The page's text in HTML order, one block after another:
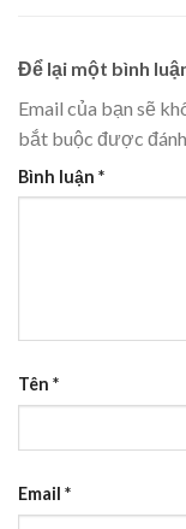
Để lại một bình
Email của bạn sẽ
bắt buộc được
Bình luận *
Tên *
Email *